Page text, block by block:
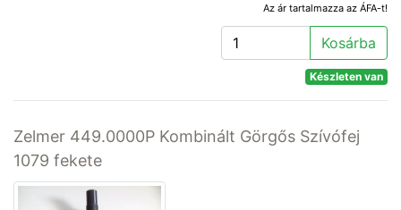
Az ár tartalmazza az ÁFA-t!
Kosárba
Készleten van
Zelmer 449.0000P Kombinált Görgős Szívófej
1079 fekete